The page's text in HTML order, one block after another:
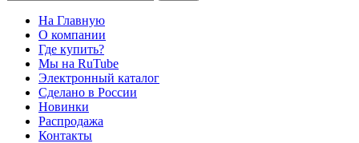
На Главную
О компании
Где купить?
Мы на RuTube
Электронный каталог
Сделано в России
Новинки
Распродажа
Контакты